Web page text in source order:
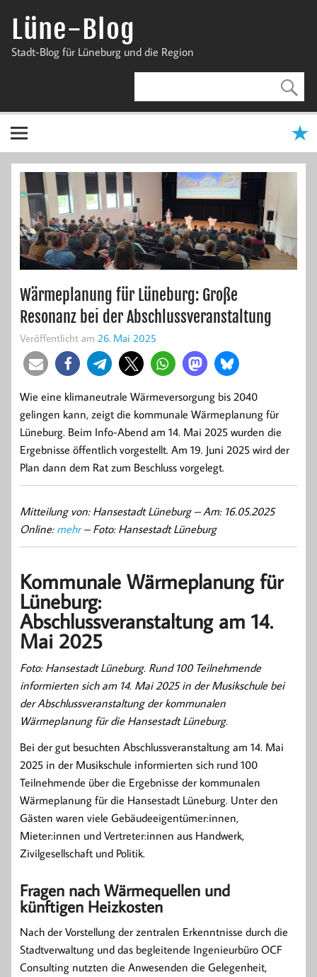
InhaltLüne-Blog
Stadt-Blog für Lüneburg und die Region
Wärmeplanung für Lüneburg: Große
Resonanz bei der Abschlussveranstaltung
Veröffentlicht am 26. Mai 2025
Wie eine klimaneutrale Wärmeversorgung bis 2040
gelingen kann, zeigt die kommunale Wärmeplanung für
Lüneburg. Beim Info-Abend am 14. Mai 2025 wurden die
Ergebnisse öffentlich vorgestellt. Am 19. Juni 2025 wird der
Plan dann dem Rat zum Beschluss vorgelegt.
Mitteilung von: Hansestadt Lüneburg –Am: 16.05.2025
Online: mehr– Foto: Hansestadt Lüneburg
Kommunale Wärmeplanung für
Lüneburg:
Abschlussveranstaltung am 14.
Mai 2025
Foto: Hansestadt Lüneburg. Rund 100 Teilnehmende
informierten sich am 14. Mai 2025 in der Musikschule bei
der Abschlussveranstaltung der kommunalen
Wärmeplanung für die Hansestadt Lüneburg.
Bei der gut besuchten Abschlussveranstaltung am 14. Mai
2025 in der Musikschule informierten sich rund 100
Teilnehmende über die Ergebnisse der kommunalen
Wärmeplanung für die Hansestadt Lüneburg. Unter den
Gästen waren viele Gebäudeeigentümer:innen,
Mieter:innen und Vertreter:innen aus Handwerk,
Zivilgesellschaft und Politik.
Fragen nach Wärmequellen und
künftigen Heizkosten
Nach der Vorstellung der zentralen Erkenntnisse durch die
Stadtverwaltung und das begleitende Ingenieurbüro OCF
Consulting nutzten die Anwesenden die Gelegenheit,